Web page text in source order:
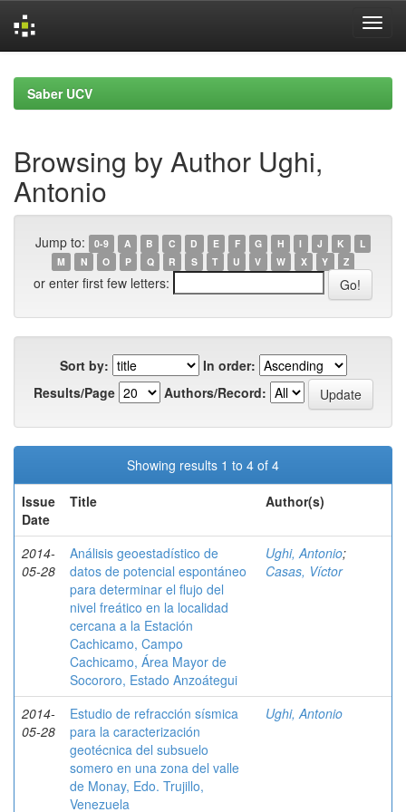
navigationSaber UCV
Browsing by Author Ughi,
Antonio
Jump to: 0-9 A B C D E F G H I J K
L
M
N O P Q R S T U V W X Y Z
or enter first few letters:
Sort by:
In order:
Results/Page
Authors/Record:
Showing results 1 to 4 of 4
Issue
Date
Title Author(s)
2014-
05-28
Análisis geoestadístico de
datos de potencial espontáneo
para determinar el flujo del
nivel freático en la localidad
cercana a la Estación
Cachicamo, Campo
Cachicamo, Área Mayor de
Socororo, Estado Anzoátegui
Ughi, Antonio;
Casas, Víctor
2014-
05-28
Estudio de refracción sísmica
para la caracterización
geotécnica del subsuelo
somero en una zona del valle
de Monay, Edo. Trujillo,
Venezuela
Ughi, Antonio